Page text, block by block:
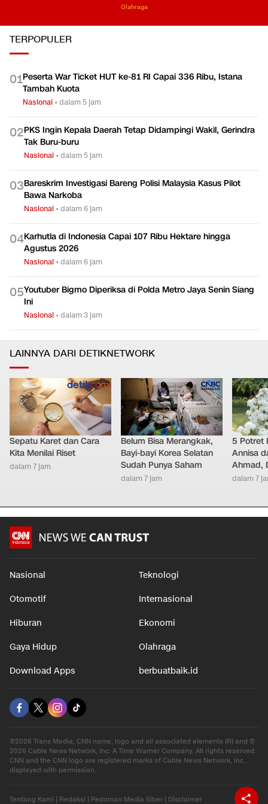
Olahraga
TERPOPULER
01Peserta War Ticket HUT ke-81 RI Capai 336 Ribu, Istana
Tambah Kuota
Nasional •dalam 5 jam
02PKS Ingin Kepala Daerah Tetap Didampingi Wakil, Gerindra
Tak Buru-buru
Nasional •dalam 5 jam
03Bareskrim Investigasi Bareng Polisi Malaysia Kasus Pilot
Bawa Narkoba
Nasional •dalam 6 jam
04Karhutla di Indonesia Capai 107 Ribu Hektare hingga
Agustus 2026
Nasional •dalam 6 jam
05Youtuber Bigmo Diperiksa di Polda Metro Jaya Senin Siang
Ini
Nasional •dalam 3 jam
LAINNYA DARI DETIKNETWORK
Sepatu Karet dan Cara
Kita Menilai Riset
dalam 7 jam
Belum Bisa Merangkak,
Bayi-bayi Korea Selatan
Sudah Punya Saham
dalam 7 jam
5 Potret
Annisa
Ahmad,
dalam 7
Nasional Teknologi
Otomotif Internasional
Hiburan Ekonomi
Gaya Hidup Olahraga
Download Apps berbuatbaik.id
©2026 Trans Media, CNN name, logo and all associated elements (R) and ©
2026 Cable News Network, Inc. A Time Warner Company. All rights reserved.
CNN and the CNN logo are registered marks of Cable News Network, Inc.,
displayed with permission.
Tentang Kami Redaksi Pedoman Media Siber Disclaimer